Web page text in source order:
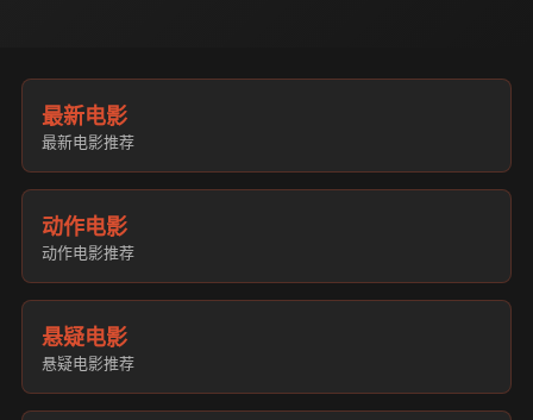
最新电影
最新电影推荐
动作电影
动作电影推荐
悬疑电影
悬疑电影推荐